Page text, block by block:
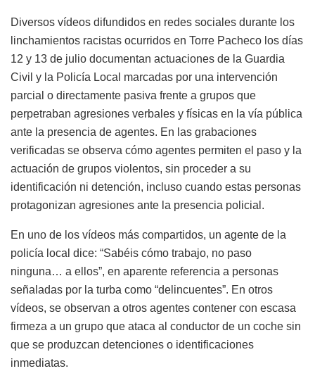
Diversos vídeos difundidos en redes sociales durante los
linchamientos racistas ocurridos en Torre Pacheco los días
12 y 13 de julio documentan actuaciones de la Guardia
Civil y la Policía Local marcadas por una intervención
parcial o directamente pasiva frente a grupos que
perpetraban agresiones verbales y físicas en la vía pública
ante la presencia de agentes. En las grabaciones
verificadas se observa cómo agentes permiten el paso y la
actuación de grupos violentos, sin proceder a su
identificación ni detención, incluso cuando estas personas
protagonizan agresiones ante la presencia policial.
En uno de los vídeos más compartidos, un agente de la
policía local dice: “Sabéis cómo trabajo, no paso
ninguna… a ellos”, en aparente referencia a personas
señaladas por la turba como “delincuentes”. En otros
vídeos, se observan a otros agentes contener con escasa
firmeza a un grupo que ataca al conductor de un coche sin
que se produzcan detenciones o identificaciones
inmediatas.